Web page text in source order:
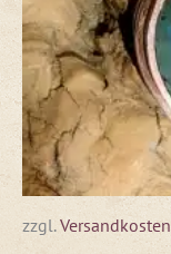
zzgl.Versandkosten